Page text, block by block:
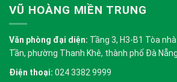
VŨ HOÀNG MIỀN TRUNG
Văn phòng đại diện: Tầng 3, H3-B1 Tòa
Tần, phường Thanh Khê, thành phố Đà Nẵng
Điện thoại: 024 3382 9999